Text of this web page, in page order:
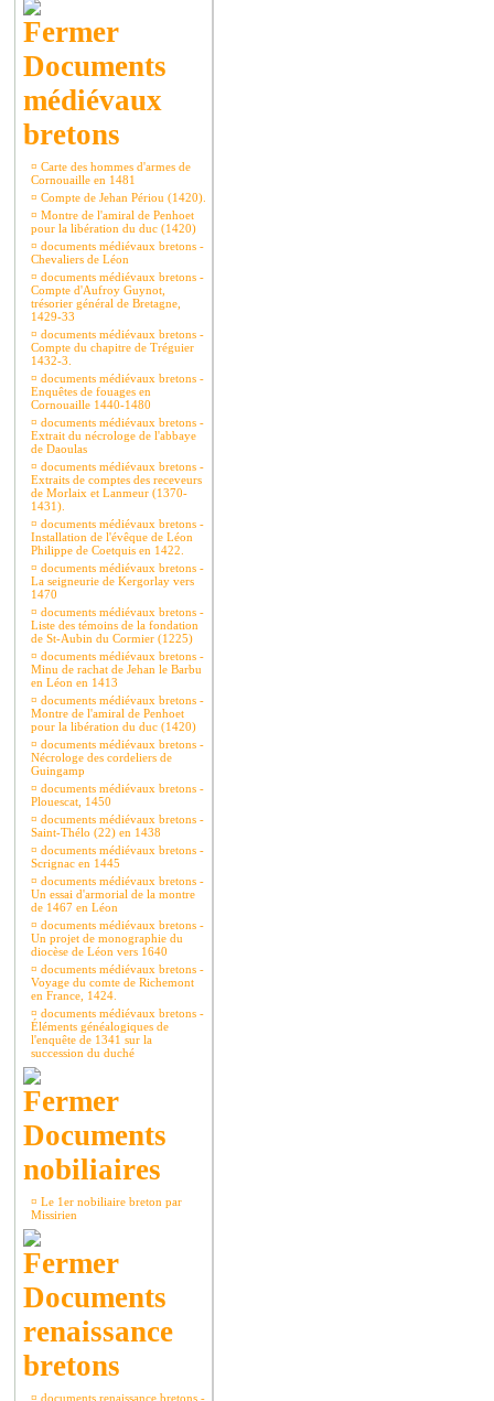
Documents
médiévaux
bretons
¤ Carte des hommes d'armes de
Cornouaille en 1481
¤ Compte de Jehan Périou (1420).
¤ Montre de l'amiral de Penhoet
pour la libération du duc (1420)
¤ documents médiévaux bretons -
Chevaliers de Léon
¤ documents médiévaux bretons -
Compte d'Aufroy Guynot,
trésorier général de Bretagne,
1429-33
¤ documents médiévaux bretons -
Compte du chapitre de Tréguier
1432-3.
¤ documents médiévaux bretons -
Enquêtes de fouages en
Cornouaille 1440-1480
¤ documents médiévaux bretons -
Extrait du nécrologe de l'abbaye
de Daoulas
¤ documents médiévaux bretons -
Extraits de comptes des receveurs
de Morlaix et Lanmeur (1370-
1431).
¤ documents médiévaux bretons -
Installation de l'évêque de Léon
Philippe de Coetquis en 1422.
¤ documents médiévaux bretons -
La seigneurie de Kergorlay vers
1470
¤ documents médiévaux bretons -
Liste des témoins de la fondation
de St-Aubin du Cormier (1225)
¤ documents médiévaux bretons -
Minu de rachat de Jehan le Barbu
en Léon en 1413
¤ documents médiévaux bretons -
Montre de l'amiral de Penhoet
pour la libération du duc (1420)
¤ documents médiévaux bretons -
Nécrologe des cordeliers de
Guingamp
¤ documents médiévaux bretons -
Plouescat, 1450
¤ documents médiévaux bretons -
Saint-Thélo (22) en 1438
¤ documents médiévaux bretons -
Scrignac en 1445
¤ documents médiévaux bretons -
Un essai d'armorial de la montre
de 1467 en Léon
¤ documents médiévaux bretons -
Un projet de monographie du
diocèse de Léon vers 1640
¤ documents médiévaux bretons -
Voyage du comte de Richemont
en France, 1424.
¤ documents médiévaux bretons -
Éléments généalogiques de
l'enquête de 1341 sur la
succession du duché
Documents
nobiliaires
¤ Le 1er nobiliaire breton par
Missirien
Documents
renaissance
bretons
¤ documents renaissance bretons -